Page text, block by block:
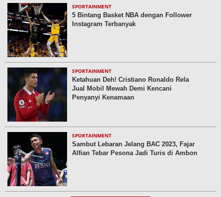
SPORTAINMENT
5 Bintang Basket NBA dengan Follower
Instagram Terbanyak
SPORTAINMENT
Ketahuan Deh! Cristiano Ronaldo Rela
Jual Mobil Mewah Demi Kencani
Penyanyi Kenamaan
SPORTAINMENT
Sambut Lebaran Jelang BAC 2023, Fajar
Alfian Tebar Pesona Jadi Turis di Ambon